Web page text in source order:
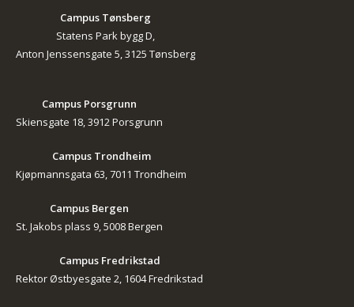
Campus Tønsberg
Statens Park bygg D,
Anton Jenssensgate 5, 3125 Tønsberg
Campus Porsgrunn
Skiensgate 18, 3912 Porsgrunn
Campus Trondheim
Kjøpmannsgata 63, 7011 Trondheim
Campus Bergen
St. Jakobs plass 9, 5008 Bergen
Campus Fredrikstad
Rektor Østbyesgate 2, 1604 Fredrikstad